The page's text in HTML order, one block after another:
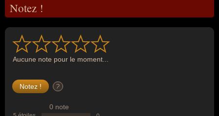
Notez !
Aucune note pour le moment...
?
0 note